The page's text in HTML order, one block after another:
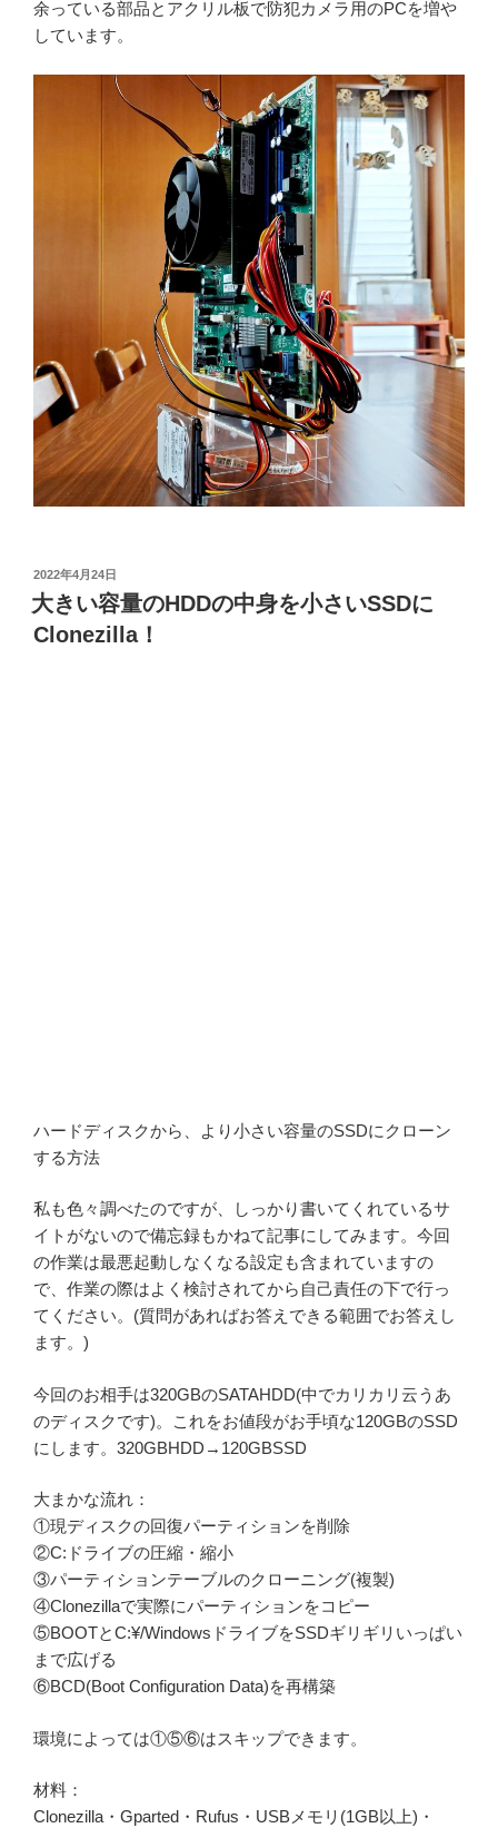
余っている部品とアクリル板で防犯カメラ用のPCを増や
しています。
投
稿
日:
2022年4月24日
大きい容量のHDDの中身を小さいSSDに
Clonezilla！
ハードディスクから、より小さい容量のSSDにクローン
する方法
私も色々調べたのですが、しっかり書いてくれているサ
イトがないので備忘録もかねて記事にしてみます。今回
の作業は最悪起動しなくなる設定も含まれていますの
で、作業の際はよく検討されてから自己責任の下で行っ
てください。(質問があればお答えできる範囲でお答えし
ます。)
今回のお相手は320GBのSATAHDD(中でカリカリ云うあ
のディスクです)。これをお値段がお手頃な120GBのSSD
にします。320GBHDD→120GBSSD
大まかな流れ：
①現ディスクの回復パーティションを削除
②C:ドライブの圧縮・縮小
③パーティションテーブルのクローニング(複製)
④Clonezillaで実際にパーティションをコピー
⑤BOOTとC:¥/WindowsドライブをSSDギリギリいっぱい
まで広げる
⑥BCD(Boot Configuration Data)を再構築
環境によっては①⑤⑥はスキップできます。
材料：
Clonezilla・Gparted・Rufus・USBメモリ(1GB以上)・